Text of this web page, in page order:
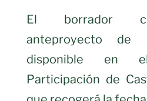
El borrador
anteproyecto
disponible en
Participación de